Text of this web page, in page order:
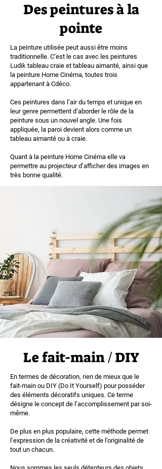
Des peintures à la
pointe
La peinture utilisée peut aussi être moins
traditionnelle. C’est le cas avec les peintures
Ludik tableau craie et tableau aimanté, ainsi que
la peinture Home Cinéma, toutes trois
appartenant à Cdéco.
Ces peintures dans l’air du temps et unique en
leur genre permettent d’aborder le rôle de la
peinture sous un nouvel angle. Une fois
appliquée, la paroi devient alors comme un
tableau aimanté ou à craie.
Quant à la peinture Home Cinéma elle va
permettre au projecteur d’afficher des images en
très bonne qualité.
Le fait-main / DIY
En termes de décoration, rien de mieux que le
fait-main ou DIY (Do It Yourself) pour posséder
des éléments décoratifs uniques. Ce terme
désigne le concept de l’accomplissement par soi-
même.
De plus en plus populaire, cette méthode permet
l’expression de la créativité et de l’originalité de
tout un chacun.